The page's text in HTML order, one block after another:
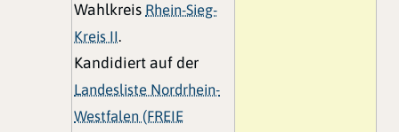
Wahlkreis Rhein-Sieg-
Kreis II.
Kandidiert auf der
Landesliste Nordrhein-
Westfalen (FREIE